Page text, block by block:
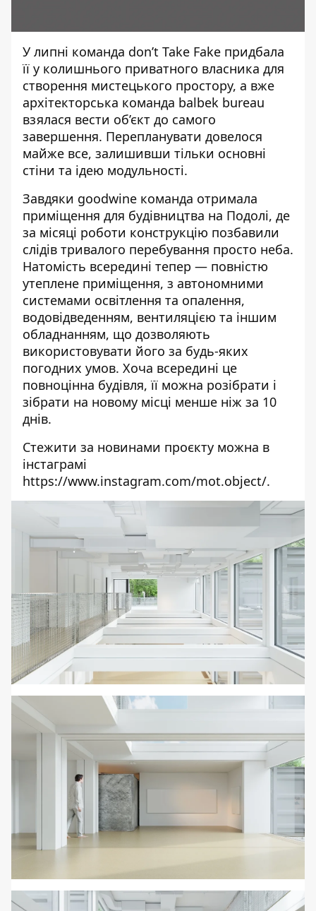
У липні команда don’t Take Fake придбала
її у колишнього приватного власника для
створення мистецького простору, а вже
архітекторська команда balbek bureau
взялася вести об’єкт до самого
завершення. Перепланувати довелося
майже все, залишивши тільки основні
стіни та ідею модульності.
Завдяки goodwine команда отримала
приміщення для будівництва на Подолі, де
за місяці роботи конструкцію позбавили
слідів тривалого перебування просто неба.
Натомість всередині тепер — повністю
утеплене приміщення, з автономними
системами освітлення та опалення,
водовідведенням, вентиляцією та іншим
обладнанням, що дозволяють
використовувати його за будь-яких
погодних умов. Хоча всередині це
повноцінна будівля, її можна розібрати і
зібрати на новому місці менше ніж за 10
днів.
Стежити за новинами проєкту можна в
інстаграмі
https://www.instagram.com/mot.object/.